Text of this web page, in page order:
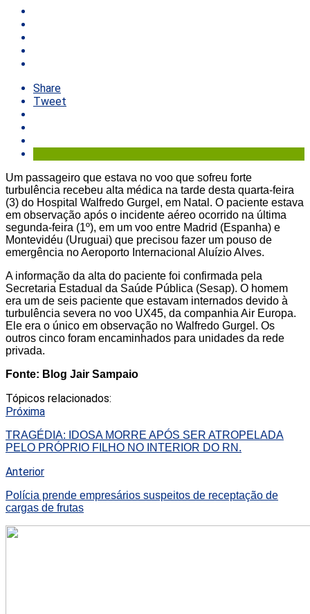
Share
Tweet
Um passageiro que estava no voo que sofreu forte
turbulência recebeu alta médica na tarde desta quarta-feira
(3) do Hospital Walfredo Gurgel, em Natal. O paciente estava
em observação após o incidente aéreo ocorrido na última
segunda-feira (1º), em um voo entre Madrid (Espanha) e
Montevidéu (Uruguai) que precisou fazer um pouso de
emergência no Aeroporto Internacional Aluízio Alves.
A informação da alta do paciente foi confirmada pela
Secretaria Estadual da Saúde Pública (Sesap). O homem
era um de seis paciente que estavam internados devido à
turbulência severa no voo UX45, da companhia Air Europa.
Ele era o único em observação no Walfredo Gurgel. Os
outros cinco foram encaminhados para unidades da rede
privada.
Fonte: Blog Jair Sampaio
Tópicos relacionados:
Próxima
TRAGÉDIA: IDOSA MORRE APÓS SER ATROPELADA
PELO PRÓPRIO FILHO NO INTERIOR DO RN.
Anterior
Polícia prende empresários suspeitos de receptação de
cargas de frutas